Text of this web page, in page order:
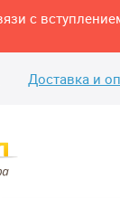
с
Доставка и